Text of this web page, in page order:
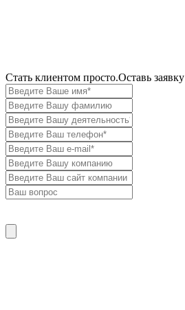
Cтать клиентом просто.Оставь заявку